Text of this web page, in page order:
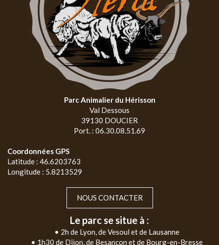
Parc Animalier du Hérisson
Val Dessous
39130 DOUCIER
Port. : 06.30.08.51.69
Coordonnées GPS
Latitude : 46.6203763
Longitude : 5.8213529
NOUS CONTACTER
Le parc se situe à :
• 2h de Lyon, de Vesoul et de Lausanne
• 1h30 de Dijon, de Besançon et de Bourg-en-Bresse